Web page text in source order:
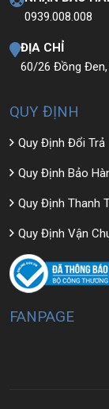
0939.008.008
ĐỊA CHỈ
60/26 Đồng Đen,
QUY ĐỊNH
Quy Định Đổi Trả
Quy Định Bảo
Quy Định Thanh
Quy Định Vận
FANPAGE